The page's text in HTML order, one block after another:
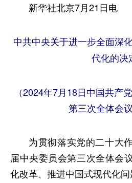
新华社北京7月21日电
中共中央关于进一步全面
代化的决
（2024年7月18日中国共产
第三次全体会议
为贯彻落实党的二十大
届中央委员会第三次全体会
化改革、推进中国式现代化问